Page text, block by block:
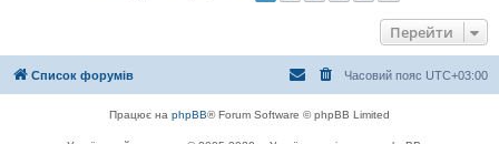
Перейти
Список форумів Часовий пояс UTC+03:00
Працює на phpBB® Forum Software © phpBB Limited